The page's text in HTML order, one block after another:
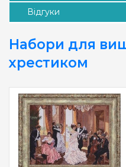
Відгуки
Набори для
хрестиком